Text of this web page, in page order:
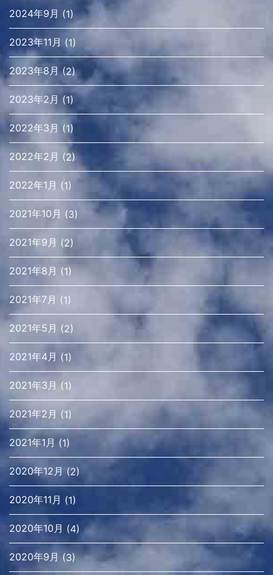
2024年9月 (1)
2023年11月 (1)
2023年8月(2)
2023年2月 (1)
2022年3月 (1)
2022年2月 (2)
2022年1月 (1)
2021年10月 (3)
2021年9月 (2)
2021年8月 (1)
2021年7月 (1)
2021年5月 (2)
2021年4月 (1)
2021年3月 (1)
2021年2月 (1)
2021年1月 (1)
2020年12月 (2)
2020年11月 (1)
2020年10月 (4)
2020年9月 (3)